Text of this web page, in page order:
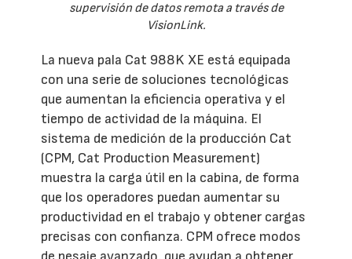
supervisión de datos remota a través de
VisionLink.
La nueva pala Cat 988K XE está equipada
con una serie de soluciones tecnológicas
que aumentan la eficiencia operativa y el
tiempo de actividad de la máquina. El
sistema de medición de la producción Cat
(CPM, Cat Production Measurement)
muestra la carga útil en la cabina, de forma
que los operadores puedan aumentar su
productividad en el trabajo y obtener cargas
precisas con confianza. CPM ofrece modos